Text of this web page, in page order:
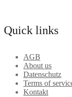
Quick links
AGB
About us
Datenschutz
Terms of
Kontakt